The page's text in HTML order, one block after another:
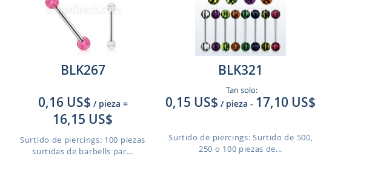
BLK267
0,16 US$ / pieza =
16,15 US$
Surtido de piercings: 100 piezas
surtidas de barbells par...
BLK321
Tan solo:
0,15 US$ / pieza - 17,10 US$
Surtido de piercings: Surtido de 500,
250 o 100 piezas de...